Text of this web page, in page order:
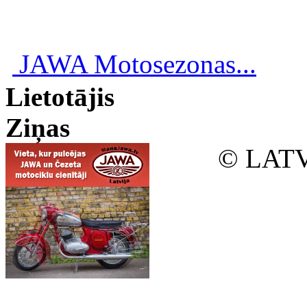
JAWA Motosezonas...
Lietotājis
Ziņas
©